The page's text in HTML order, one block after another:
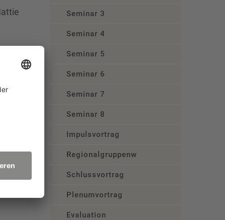
Seminar 3
Seminar 4
Seminar 5
Seminar 6
Seminar 7
Seminar 8
Impulsvortrag
Regionalgruppenworkshop
Schlussvortrag
Plenumvortrag
Evaluation